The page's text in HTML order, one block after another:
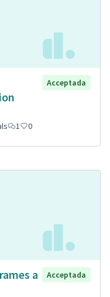
Acceptada
1 0
a
Acceptada